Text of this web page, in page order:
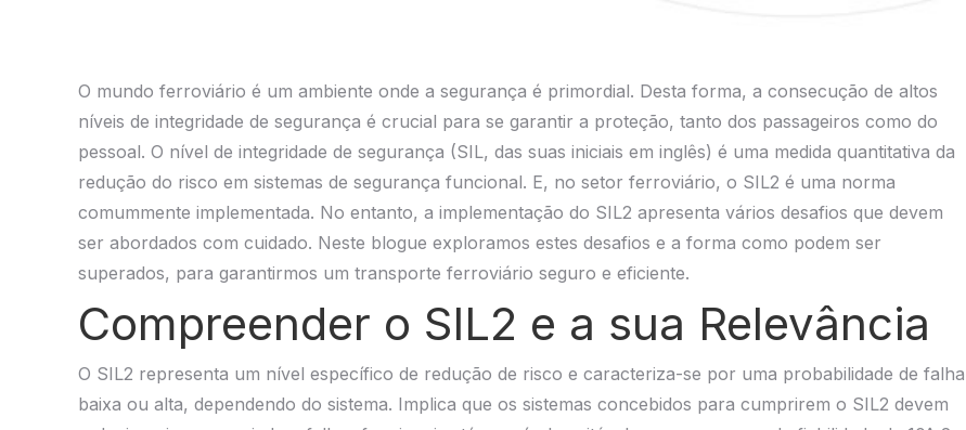
O mundo ferroviário é um ambiente onde a segurança é primordial. Desta forma, a consecução de altos
níveis de integridade de segurança é crucial para se garantir a proteção, tanto dos passageiros como do
pessoal. O nível de integridade de segurança (SIL, das suas iniciais em inglês) é uma medida quantitativa da
redução do risco em sistemas de segurança funcional. E, no setor ferroviário, o SIL2 é uma norma
comummente implementada. No entanto, a implementação do SIL2 apresenta vários desafios que devem
ser abordados com cuidado. Neste blogue exploramos estes desafios e a forma como podem ser
superados, para garantirmos um transporte ferroviário seguro e eficiente.
Compreender o SIL2 e a sua Relevância
O SIL2 representa um nível específico de redução de risco e caracteriza-se por uma probabilidade de falha
baixa ou alta, dependendo do sistema. Implica que os sistemas concebidos para cumprirem o SIL2 devem